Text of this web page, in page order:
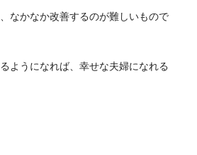
なかなか改善するのが難しいもので
ようになれば、幸せな夫婦になれる